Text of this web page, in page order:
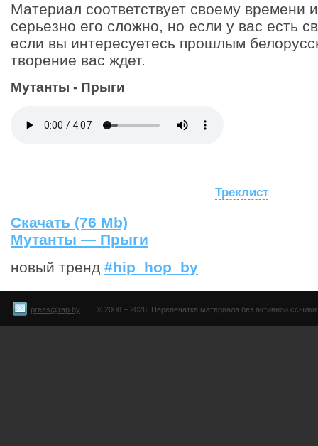
Материал соответствует своему времени
серьезно его сложно, но если у вас есть
если вы интересуетесь прошлым
творение вас ждет.
Мутанты - Прыги
Треклист
Скачать (76 Mb)
Мутанты — Прыги
новый тренд #hip_hop_by
press@rap.by © 2008 – 2026. Перепечатка материала без активной